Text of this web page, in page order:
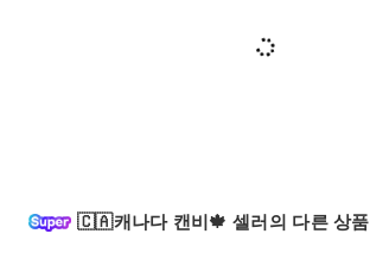
🇨🇦캐나다 캔비🍁 셀러의 다른 상품